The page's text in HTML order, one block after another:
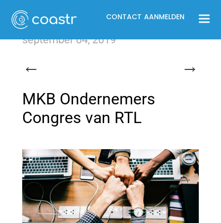
CONTACT AANMELDEN
september 04, 2019
← →
MKB Ondernemers
Congres van RTL